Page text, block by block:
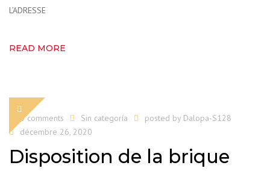
L’ADRESSE
READ MORE
0 comments Sin categoría posted by Dalopa-S128
décembre 26, 2020
Disposition de la brique